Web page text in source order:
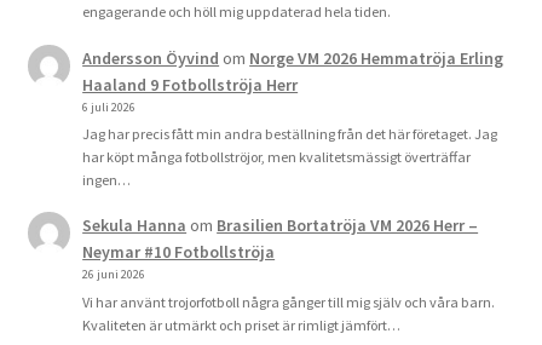
engagerande och höll mig uppdaterad hela tiden.
Andersson Öyvind om Norge VM 2026 Hemmatröja Erling
Haaland 9 Fotbollströja Herr
6 juli 2026
Jag har precis fått min andra beställning från det här företaget. Jag
har köpt många fotbollströjor, men kvalitetsmässigt överträffar
ingen…
Sekula Hanna om Brasilien Bortatröja VM 2026 Herr –
Neymar #10 Fotbollströja
26 juni 2026
Vi har använt trojorfotboll några gånger till mig själv och våra barn.
Kvaliteten är utmärkt och priset är rimligt jämfört…